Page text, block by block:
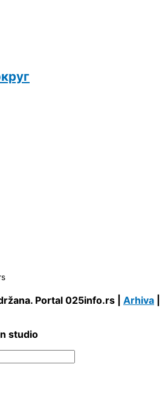
Portal 025info.rs | Arhiva
studio